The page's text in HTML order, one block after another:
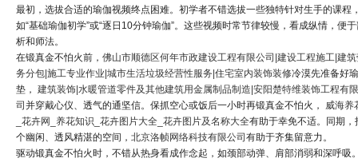
最初，选拔合适的瑜伽视频终点困难。初学者不错选拔一些独特针对生手的课程
如“基础瑜伽初学”或“逐日10分钟瑜伽”。这些视频时常节律较慢，看成纵情，便
析和师法。
在锻真金不怕火前， 佛山市顺德区何年市政建设工程有限公司|建设工程施工|建
务分包|施工专业作业|城市生活垃圾经营性服务|住宅室内装饰装修冷漠先准备好
垫， 建筑装饰|水暖管道零件及其他建筑用金属制品制造|安阳楚特维装饰工程有
司并穿戴心仪、透气的通坚信。保抓空心或饭后一小时再锻真金不怕火， 威海养
_花卉网_养花知识_花卉图片大全_花卉图片及名称大全有助于幸免不适。同期，
个幽闲、透风精湛的空间， 北京洛帧网络科技有限公司有助于齐集留意力。
驱动锻真金不怕火时，不错从热身看成作念起，如颈部动弹、肩部消弱和深呼吸